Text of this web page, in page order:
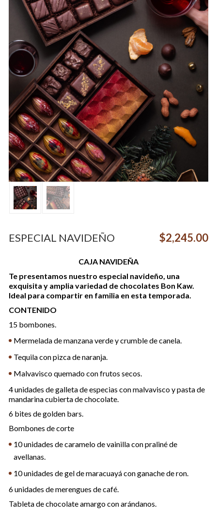
ESPECIAL NAVIDEÑO $2,245.00
CAJA NAVIDEÑA
Te presentamos nuestro especial navideño, una
exquisita y amplia variedad de chocolates Bon Kaw.
Ideal para compartir en familia en esta temporada.
CONTENIDO
15 bombones.
Mermelada de manzana verde y crumble de canela.
Tequila con pizca de naranja.
Malvavisco quemado con frutos secos.
4 unidades de galleta de especias con malvavisco y pasta de
mandarina cubierta de chocolate.
6 bites de golden bars.
Bombones de corte
10 unidades de caramelo de vainilla con praliné de
avellanas.
10 unidades de gel de maracuayá con ganache de ron.
6 unidades de merengues de café.
Tableta de chocolate amargo con arándanos.